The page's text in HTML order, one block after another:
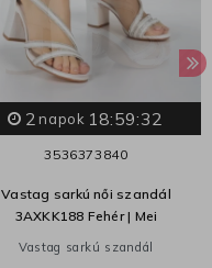
2 napok 18:59:32
3536373840
Vastag sarkú női szandál
3AXKK188 Fehér | Mei
Vastag sarkú szandál